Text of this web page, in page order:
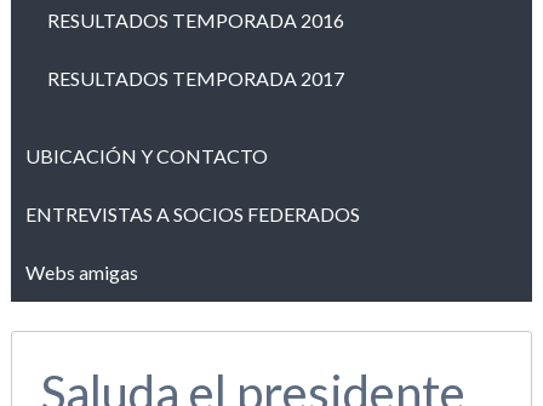
RESULTADOS TEMPORADA 2016
RESULTADOS TEMPORADA 2017
UBICACIÓN Y CONTACTO
ENTREVISTAS A SOCIOS FEDERADOS
Webs amigas
Saluda el presidente